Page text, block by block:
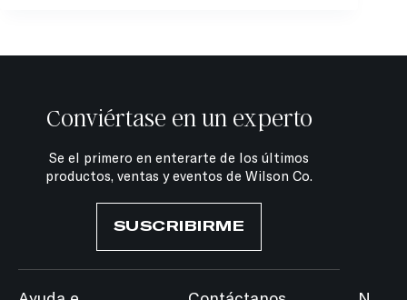
Conviértase en un experto
Se el primero en enterarte de los últimos
productos, ventas y eventos de Wilson Co.
SUSCRIBIRME